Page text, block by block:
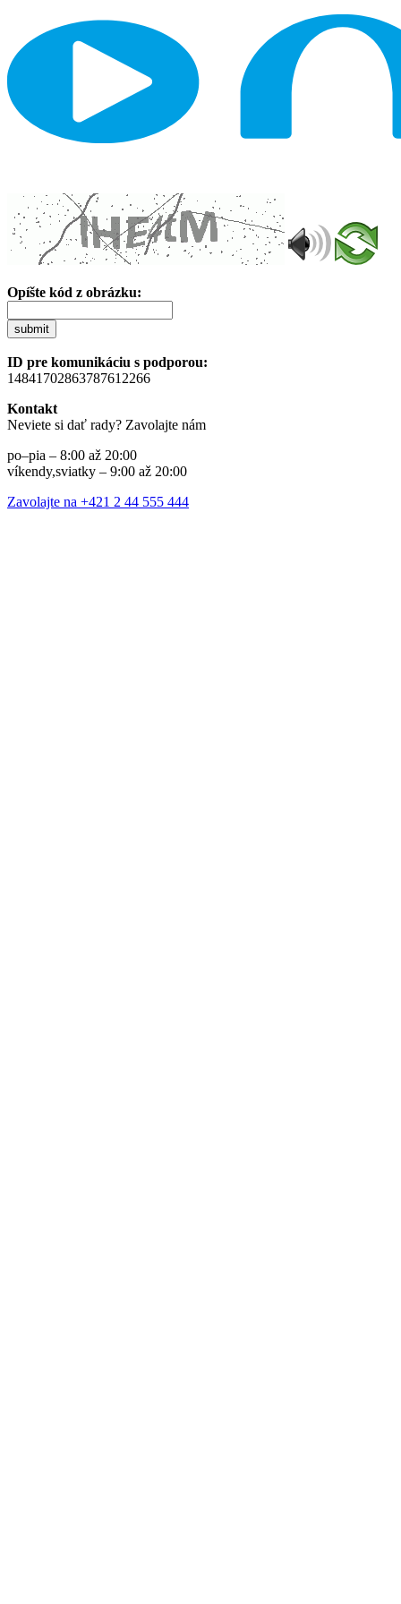
Opíšte kód z obrázku:
submit
ID pre komunikáciu s podporou:
14841702863787612266
Kontakt
Neviete si dať rady? Zavolajte nám
po–pia – 8:00 až 20:00
víkendy,sviatky – 9:00 až 20:00
Zavolajte na +421 2 44 555 444